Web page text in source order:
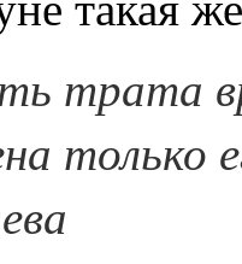
трата
только